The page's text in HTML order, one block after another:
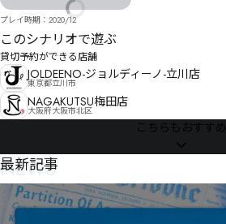
プレイ時期： 2020/12
このシナリオで遊ぶ
貸切予約ができる店舗
JOLDEENO-ジョルディーノ-立川店
東京都立川市
NAGAKUTSU梅田店
大阪府大阪市北区
こちらもおすすめ
NEWS
最新記事